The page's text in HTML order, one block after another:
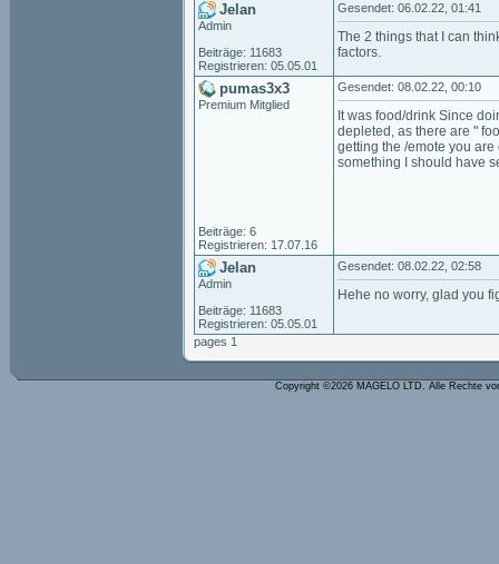
Jelan
Admin
Beiträge: 11683
Registrieren: 05.05.01
Gesendet: 06.02.22, 01:41
The 2 things that I can
factors.
pumas3x3
Premium Mitglied
Beiträge: 6
Registrieren: 17.07.16
Gesendet: 08.02.22, 00:10
It was food/drink Since
depleted, as there are "
getting the /emote you
something I should have
Jelan
Admin
Beiträge: 11683
Registrieren: 05.05.01
Gesendet: 08.02.22, 02:58
Hehe no worry, glad you
pages 1
Copyright ©2026 MAGELO LTD. Alle Rechte